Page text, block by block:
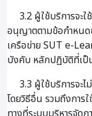
3.2 ผู้ใช้บริการจะใ
อนุญาตตามข้อกำหนด
เครือข่าย SUT e-
บังคับ หลักปฏิบัติที่เป็
3.3 ผู้ใช้บริการจะไ
โดยวิธีอื่น รวมถึงการ